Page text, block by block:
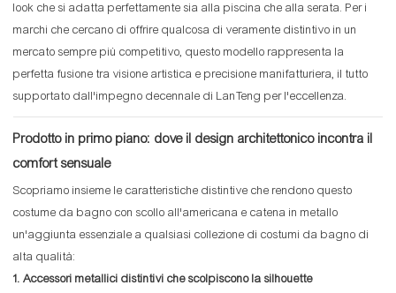
look che si adatta perfettamente sia alla piscina che alla serata. Per i
marchi che cercano di offrire qualcosa di veramente distintivo in un
mercato sempre più competitivo, questo modello rappresenta la
perfetta fusione tra visione artistica e precisione manifatturiera, il tutto
supportato dall'impegno decennale di LanTeng per l'eccellenza.
Prodotto in primo piano: dove il design architettonico incontra il
comfort sensuale
Scopriamo insieme le caratteristiche distintive che rendono questo
costume da bagno con scollo all'americana e catena in metallo
un'aggiunta essenziale a qualsiasi collezione di costumi da bagno di
alta qualità:
1. Accessori metallici distintivi che scolpiscono la silhouette